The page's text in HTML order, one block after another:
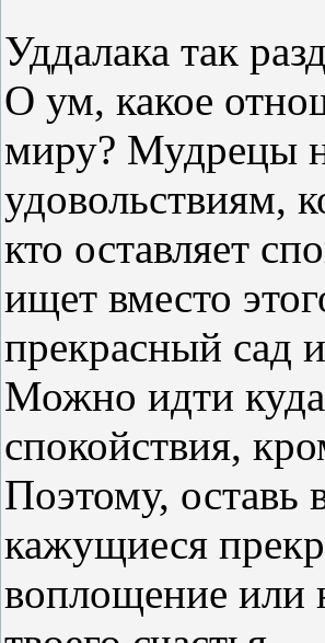
Уддалака так
О ум, какое
миру? Мудрецы
удовольствиям,
кто оставляет
ищет вместо
прекрасный сад
Можно идти
спокойствия,
Поэтому, оставь
кажущиеся
воплощение или